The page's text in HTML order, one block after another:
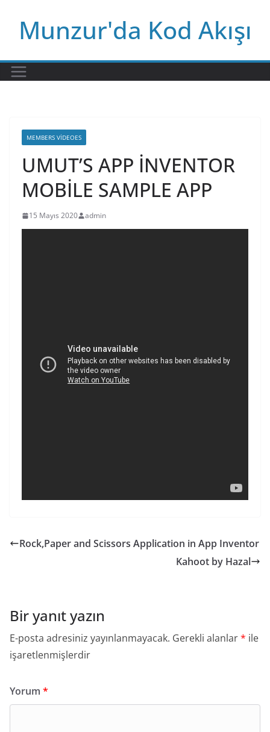
contentMunzur'da Kod Akışı
MEMBERS VIDEOES
UMUT’S APP İNVENTOR
MOBİLE SAMPLE APP
15 Mayıs 2020 admin
Rock,Paper and Scissors Application in App Inventor
Kahoot by Hazal
Bir yanıt yazın
E-posta adresiniz yayınlanmayacak. Gerekli alanlar* ile
işaretlenmişlerdir
Yorum *